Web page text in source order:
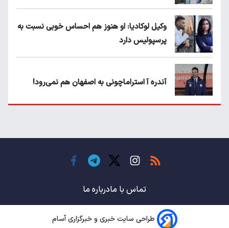
وکیل لوکادیا: او هنوز هم احساس خوبی نسبت به
پرسپولیس دارد
آندره آ استراماچونی به اصفهان هم نمی‌رود!
حسن روی هوا!
باشگاه های جهان
تماس با مادرباره ما
طراحی سایت خبری و خبرگزاری آسام